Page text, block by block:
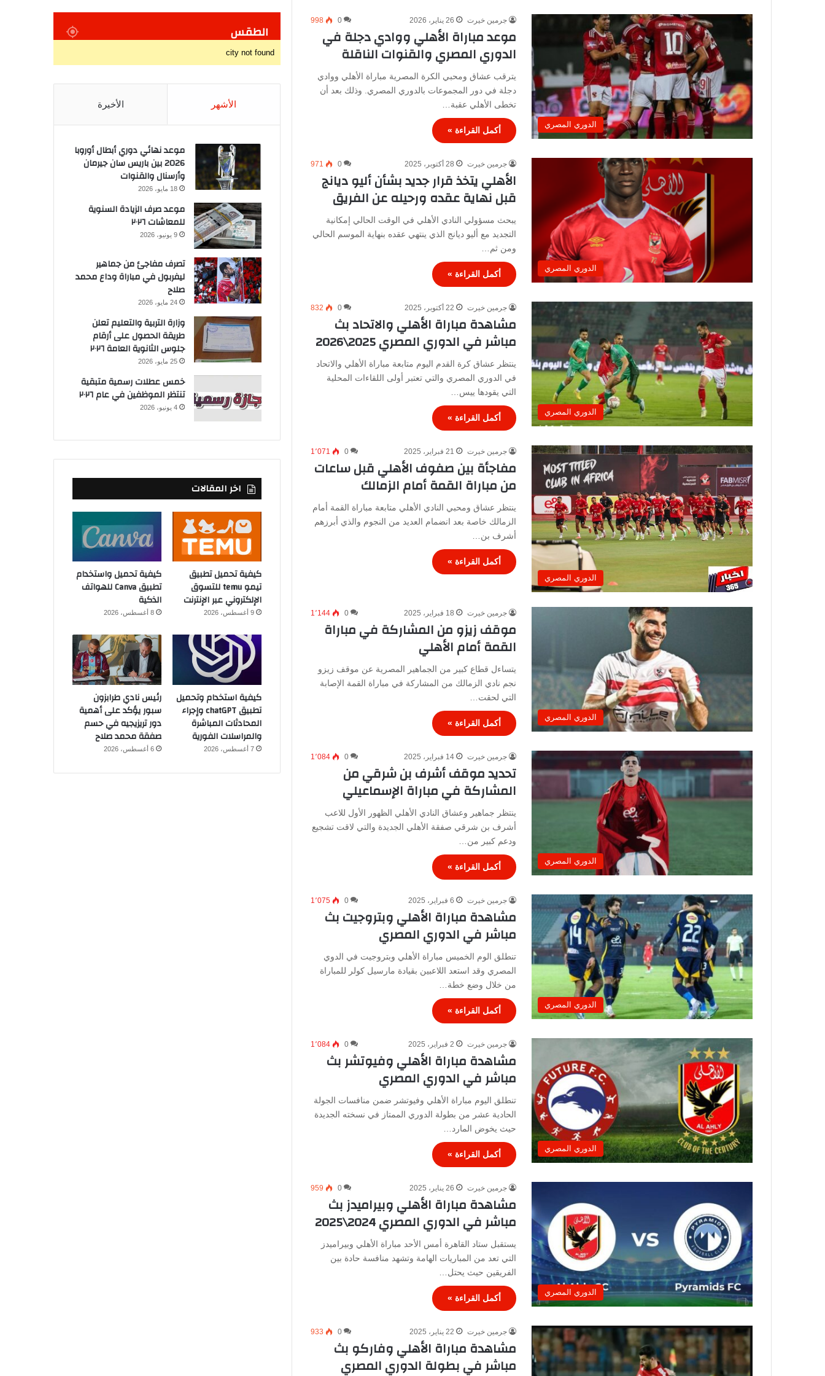
الدوري المصري
جرمين خيرت 26 يناير، 2026 0
998
موعد مباراة الأهلي ووادي دجلة في
الدوري المصري والقنوات الناقلة
يترقب عشاق ومحبي الكرة المصرية مباراة الأهلي ووادي
دجلة في دور المجموعات بالدوري المصري. وذلك بعد أن
تخطى الأهلي عقبة…
أكمل القراءة »
الدوري المصري
جرمين خيرت 28 أكتوبر، 2025 0
971
الأهلي يتخذ قرار جديد بشأن أليو ديانج
قبل نهاية عقده ورحيله عن الفريق
يبحث مسؤولي النادي الأهلي في الوقت الحالي إمكانية
التجديد مع أليو ديانج الذي ينتهي عقده بنهاية الموسم الحالي
ومن ثم…
أكمل القراءة »
الدوري المصري
جرمين خيرت 22 أكتوبر، 2025 0
832
مشاهدة مباراة الأهلي والاتحاد بث
مباشر في الدوري المصري 2025\2026
ينتظر عشاق كرة القدم اليوم متابعة مباراة الأهلي والاتحاد
في الدوري المصري والتي تعتبر أولى اللقاءات المحلية
التي يقودها ييس…
أكمل القراءة »
الدوري المصري
جرمين خيرت 21 فبراير، 2025 0 1٬071
مفاجأة بين صفوف الأهلي قبل ساعات
من مباراة القمة أمام الزمالك
ينتظر عشاق ومحبي النادي الأهلي متابعة مباراة القمة أمام
الزمالك خاصة بعد انضمام العديد من النجوم والذي أبرزهم
أشرف بن…
أكمل القراءة »
الدوري المصري
جرمين خيرت 18 فبراير، 2025 0 1٬144
موقف زيزو من المشاركة في مباراة
القمة أمام الأهلي
يتساءل قطاع كبير من الجماهير المصرية عن موقف زيزو
نجم نادي الزمالك من المشاركة في مباراة القمة الإصابة
التي لحقت…
أكمل القراءة »
الدوري المصري
جرمين خيرت 14 فبراير، 2025 0 1٬084
تحديد موقف أشرف بن شرقي من
المشاركة في مباراة الإسماعيلي
ينتظر جماهير وعشاق النادي الأهلي الظهور الأول للاعب
أشرف بن شرقي صفقة الأهلي الجديدة والتي لاقت تشجيع
ودعم كبير من…
أكمل القراءة »
الدوري المصري
جرمين خيرت 6 فبراير، 2025 0 1٬075
مشاهدة مباراة الأهلي وبتروجيت بث
مباشر في الدوري المصري
تنطلق الوم الخميس مباراة الأهلي وبتروجيت في الدوي
المصري وقد استعد اللاعبين بقيادة مارسيل كولر للمباراة
من خلال وضع خطة…
أكمل القراءة »
الدوري المصري
جرمين خيرت 2 فبراير، 2025 0 1٬084
مشاهدة مباراة الأهلي وفيوتشر بث
مباشر في الدوري المصري
تنطلق اليوم مباراة الأهلي وفيوتشر ضمن منافسات الجولة
الحادية عشر من بطولة الدوري الممتاز في نسخته الجديدة
حيث يخوض المارد…
أكمل القراءة »
الدوري المصري
جرمين خيرت 26 يناير، 2025 0
959
مشاهدة مباراة الأهلي وبيراميدز بث
مباشر في الدوري المصري 2024\2025
يستقبل ستاد القاهرة أمس الأحد مباراة الأهلي وبيراميدز
التي تعد من المباريات الهامة وتشهد منافسة حادة بين
الفريقين حيث يحتل…
أكمل القراءة »
جرمين خيرت 22 يناير، 2025 0
933
مشاهدة مباراة الأهلي وفاركو بث
مباشر في بطولة الدوري المصري
الطقس
city not found
الأشهر الأخيرة
موعد نهائي دوري أبطال أوروبا
2026 بين باريس سان جيرمان
وأرسنال والقنوات
18 مايو، 2026
موعد صرف الزيادة السنوية
للمعاشات ٢٠٢٦
9 يونيو، 2026
تصرف مفاجئ من جماهير
ليفربول في مباراة وداع محمد
صلاح
24 مايو، 2026
وزارة التربية والتعليم تعلن
طريقة الحصول على أرقام
جلوس الثانوية العامة ٢٠٢٦
25 مايو، 2026
خمس عطلات رسمية متبقية
تنتظر الموظفين في عام ٢٠٢٦
4 يونيو، 2026
اخر المقالات
كيفية تحميل تطبيق
تيمو temu للتسوق
الإلكتروني عبر الإنترنت
9 أغسطس، 2026
كيفية تحميل واستخدام
تطبيق Canva للهواتف
الذكية
8 أغسطس، 2026
كيفية استخدام وتحميل
تطبيق chatGPT وإجراء
المحادثات المباشرة
والمراسلات الفورية
7 أغسطس، 2026
رئيس نادي طرابزون
سبور يؤكد على أهمية
دور تريزيجيه في حسم
صفقة محمد صلاح
6 أغسطس، 2026